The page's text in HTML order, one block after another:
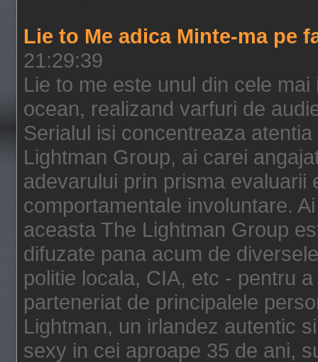
Lie to Me adica Minte-ma pe
21:29:39
Lie to me este unul din cele
ocean, realizand varfuri de
Serialul isi concentreaza
Lightman Group, ai carei
adevarului prin prisma evaluarii
comportamentale involuntare.
aceasta The Lightman Group
difuzate pana acum de
politie locala, CIA, etc - pentru
parteneriat de principalele
Lightman, un irlandez autentic
sexy in cei aproape 35 de ani,